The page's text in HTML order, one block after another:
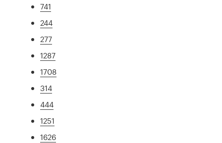
741
244
277
1287
1708
314
444
1251
1626